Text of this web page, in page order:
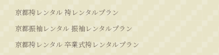
京都袴レンタル 袴レンタルプラン
京都振袖レンタル 振袖レンタルプラン
京都袴レンタル 卒業式袴レンタルプラン